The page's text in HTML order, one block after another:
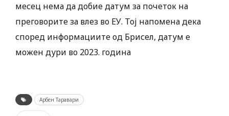
месец нема да добие датум за почеток на
преговорите за влез во ЕУ. Тој напомена дека
според информациите од Брисел, датум е
можен дури во 2023. година
Арбен Таравари